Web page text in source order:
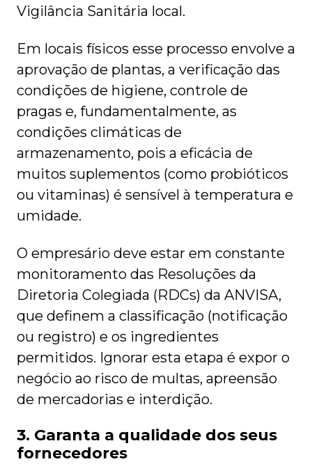
Vigilância Sanitária local.
Em locais físicos esse processo envolve a
aprovação de plantas, a verificação das
condições de higiene, controle de
pragas e, fundamentalmente, as
condições climáticas de
armazenamento, pois a eficácia de
muitos suplementos (como probióticos
ou vitaminas) é sensível à temperatura e
umidade.
O empresário deve estar em constante
monitoramento das Resoluções da
Diretoria Colegiada (RDCs) da ANVISA,
que definem a classificação (notificação
ou registro) e os ingredientes
permitidos. Ignorar esta etapa é expor o
negócio ao risco de multas, apreensão
de mercadorias e interdição.
3. Garanta a qualidade dos seus
fornecedores